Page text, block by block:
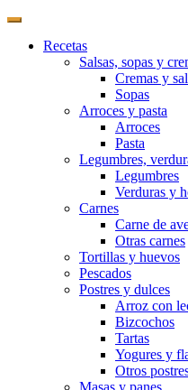
Recetas
Salsas, sopas y
Cremas y
Sopas
Arroces y pasta
Arroces
Pasta
Legumbres,
Legumbres
Verduras y
Carnes
Carne de
Otras carnes
Tortillas y huevos
Pescados
Postres y dulces
Arroz con
Bizcochos
Tartas
Yogures y
Otros
Masas y panes